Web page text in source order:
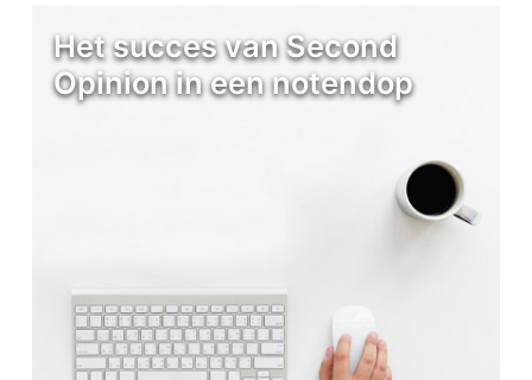
Het succes van Second
Opinion in een notendop